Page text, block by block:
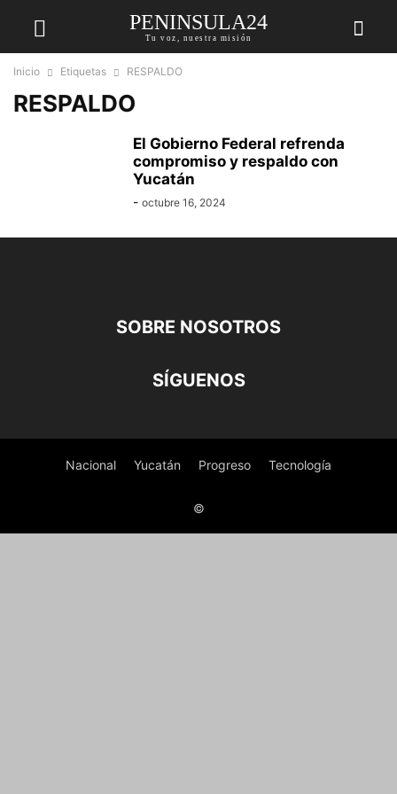
PENINSULA24
Tu voz, nuestra misión
Inicio Etiquetas RESPALDO
RESPALDO
El Gobierno Federal refrenda
compromiso y respaldo con
Yucatán
- octubre 16, 2024
SOBRE NOSOTROS
SÍGUENOS
Nacional Yucatán Progreso Tecnología
©